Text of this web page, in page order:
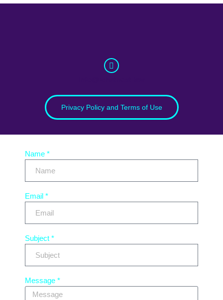
Privacy Policy and Terms of Use
Name *
Email *
Subject *
Message *